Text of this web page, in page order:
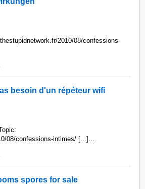
2010/08/confessions-
besoin d'un répéteur wifi
08/confessions-intimes/ [...]…
spores for sale​